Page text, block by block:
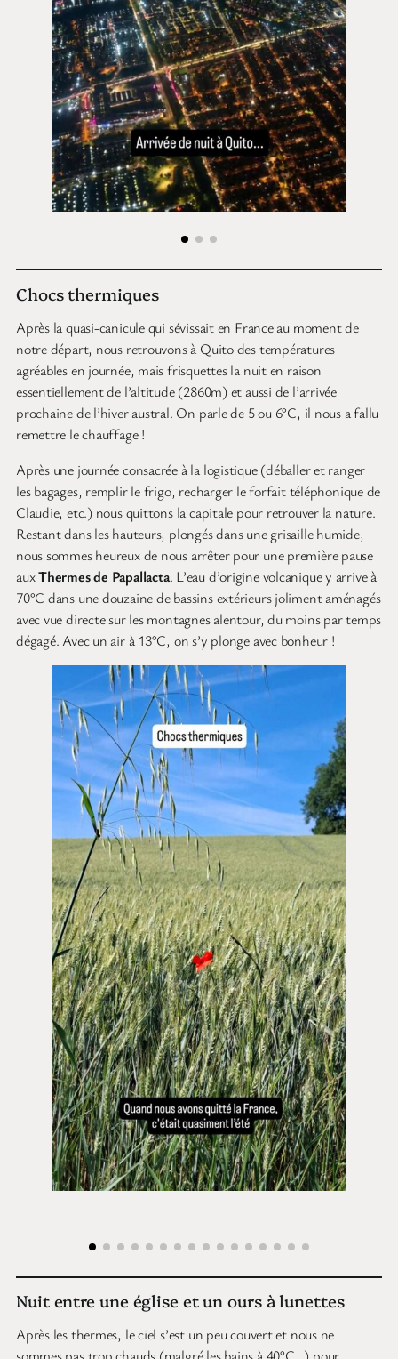
Chocs thermiques
Après la quasi-canicule qui sévissait en France au moment de
notre départ, nous retrouvons à Quito des températures
agréables en journée, mais frisquettes la nuit en raison
essentiellement de l’altitude (2860m) et aussi de l’arrivée
prochaine de l’hiver austral. On parle de 5 ou 6°C, il nous a fallu
remettre le chauffage !
Après une journée consacrée à la logistique (déballer et ranger
les bagages, remplir le frigo, recharger le forfait téléphonique de
Claudie, etc.) nous quittons la capitale pour retrouver la nature.
Restant dans les hauteurs, plongés dans une grisaille humide,
nous sommes heureux de nous arrêter pour une première pause
auxThermes de Papallacta. L’eau d’origine volcanique y arrive à
70°C dans une douzaine de bassins extérieurs joliment aménagés
avec vue directe sur les montagnes alentour, du moins par temps
dégagé. Avec un air à 13°C, on s’y plonge avec bonheur !
Nuit entre une église et un ours à lunettes
Après les thermes, le ciel s’est un peu couvert et nous ne